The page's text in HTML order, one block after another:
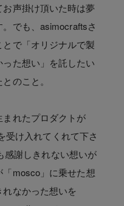
声掛け頂いた時は夢
でも、asimocraftsさ
で「オリジナルで製
た想い」を託したい
のこと。
れたプロダクトが
受け入れてくれて下さ
感謝しきれない想いが
mosco」に乗せた想
なかった想いを